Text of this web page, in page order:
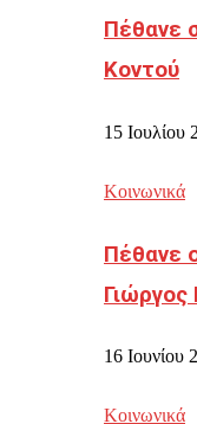
Πέθανε
Κοντού
15 Ιουλίου
Κοινωνικά
Πέθανε
16 Ιουνίου
Κοινωνικά